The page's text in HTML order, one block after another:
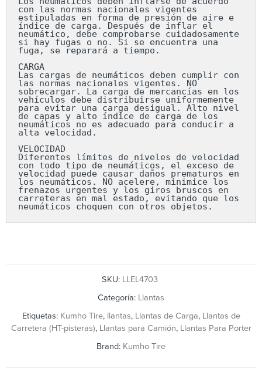
con las normas nacionales vigentes
estipuladas en forma de presión de aire e
índice de carga. Después de inflar el
neumático, debe comprobarse cuidadosamente
si hay fugas o no. Si se encuentra una
fuga, se reparará a tiempo.
CARGA
Las cargas de neumáticos deben cumplir con
las normas nacionales vigentes. NO
sobrecargar. La carga de mercancías en los
vehículos debe distribuirse uniformemente
para evitar una carga desigual. Alto nivel
de capas y alto índice de carga de los
neumáticos no es adecuado para conducir a
alta velocidad.
VELOCIDAD
Diferentes límites de niveles de velocidad
con todo tipo de neumáticos, el exceso de
velocidad puede causar daños prematuros en
los neumáticos. NO acelere, minimice los
frenazos urgentes y los giros bruscos en
carreteras en mal estado, evitando que los
neumáticos choquen con otros objetos.
SKU: LLEL4703
Categoría: Llantas
Etiquetas: Kumho Tire, llantas, Llantas de Carga, Llantas de
Carretera (HT-pisteras), Llantas para Camión, Llantas Para Porter
Brand: Kumho Tire